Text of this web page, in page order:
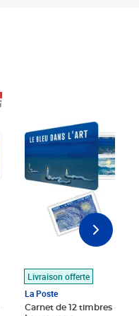
Livraison offerte
La Poste
Carnet de 12 timbres - Le